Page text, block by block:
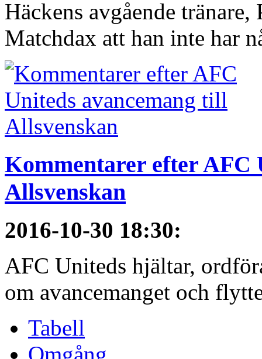
Häckens avgående
Matchdax att han inte har
Kommentarer efter AFC
Allsvenskan
2016-10-30 18:30:
AFC Uniteds hjältar,
om avancemanget och
Tabell
Omgång